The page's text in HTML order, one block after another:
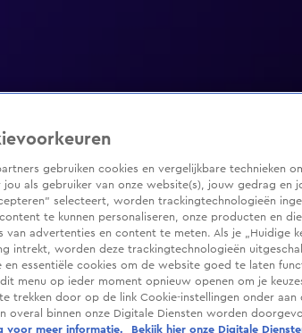
gebruiken cookies en vergelijkbare technieken
jou als gebruiker van onze website(s), jouw gedrag en
selecteert, worden trackingtechnologieën
te kunnen personaliseren, onze producten en
van advertenties en content te meten. Als je „Huidige
intrekt, worden deze trackingtechnologieën
en essentiële cookies om de website goed te laten
dit menu op ieder moment opnieuw openen om je
trekken door op de link Cookie-instellingen onder aan
overal binnen onze Digitale Diensten worden
voor meer informatie.
Bekijk hier onze Digitale